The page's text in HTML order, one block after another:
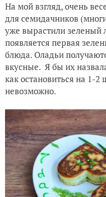
На мой взгляд, очень
для семидачников
уже вырастили зеленый
появляется первая
блюда. Оладьи
вкусные. Я бы их
как остановиться на 1-2
невозможно.